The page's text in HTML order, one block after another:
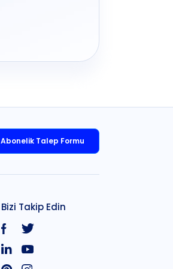
Abonelik Talep Formu
Bizi Takip Edin